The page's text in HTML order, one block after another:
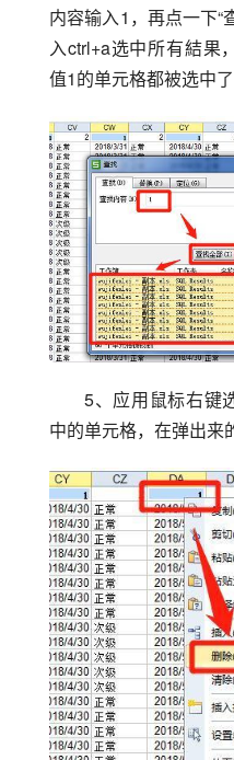
内容输入1，再点一下“
入ctrl+a选中所有結果
值1的单元格都被选中了
5、应用鼠标右键
中的单元格，在弹出来